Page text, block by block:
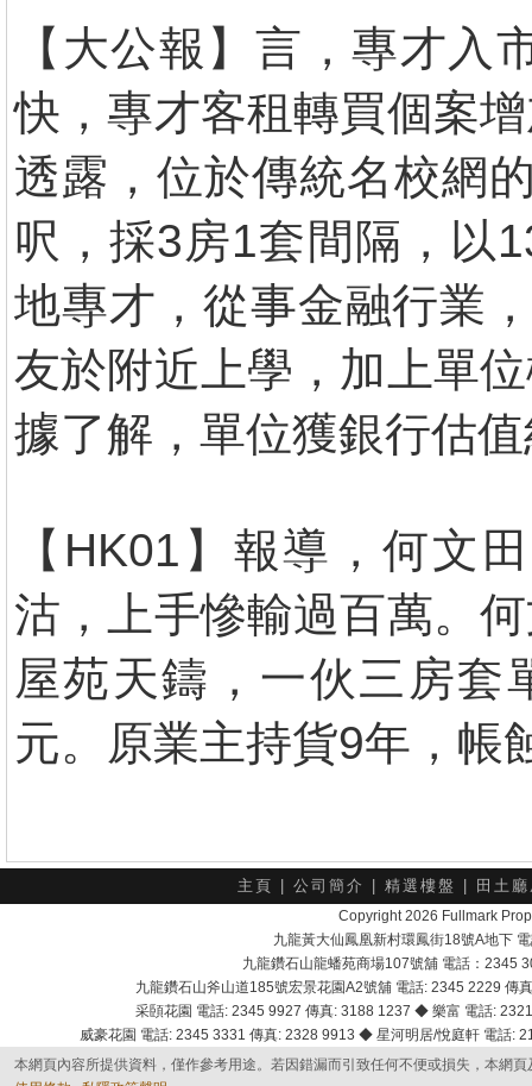
【大公報】言，專才
快，專才客租轉買個案
透露，位於傳統名校網
呎，採3房1套間隔，以
地專才，從事金融行業
友於附近上學，加上單
據了解，單位獲銀行估
【HK01】報導，何文
沽，上手慘輸過百萬。
屋苑天鑄，一伙三房套
元。原業主持貨9年，帳
主頁 公司簡介 精選樓盤 田土
Copyright 2026 Fullmark
九龍黃大仙鳳凰新村環鳳街18號A地下
九龍鑽石山龍蟠苑商場107號舖 電話：2345
九龍鑽石山斧山道185號宏景花園A2號舖 電話: 2345 2229
采頣花園 電話: 2345 9927 傳真: 3188 1237 ◆ 樂富 電話:
威豪花園 電話: 2345 3331 傳真: 2328 9913 ◆ 星河明居/悅庭軒 電話
本網頁內容所提供資料，僅作參考用途。若因錯漏而引致任何不便或損失，本網